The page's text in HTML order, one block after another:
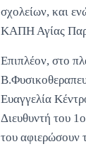
σχολείων, και
ΚΑΠΗ Αγίας
Επιπλέον, στο
Ευαγγελία
Διευθυντή του
του αφιερώσουν